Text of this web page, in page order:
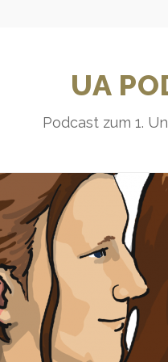
UA
Podcast zum 1.